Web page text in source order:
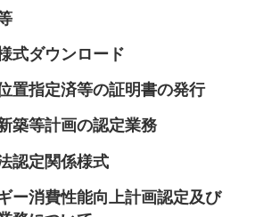
式ダウンロード
置指定済等の証明書の発行
築等計画の認定業務
認定関係様式
ー消費性能向上計画認定及び